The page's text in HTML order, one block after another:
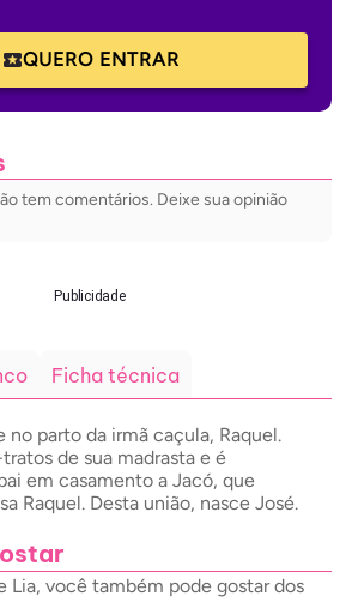
QUERO ENTRAR
tem comentários. Deixe sua opinião
Publicidade
Ficha técnica
no parto da irmã caçula, Raquel.
de sua madrasta e é
em casamento a Jacó, que
Raquel. Desta união, nasce José.
Lia, você também pode gostar dos